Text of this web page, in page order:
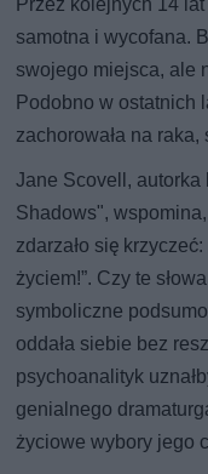
Przez kolejnych 14
samotna i wycofana.
swojego miejsca, ale
Podobno w ostatnich
zachorowała na
Jane Scovell, autorka
Shadows",
zdarzało się
życiem!”. Czy te
symboliczne
oddała siebie bez
psychoanalityk
genialnego
życiowe wybory jego